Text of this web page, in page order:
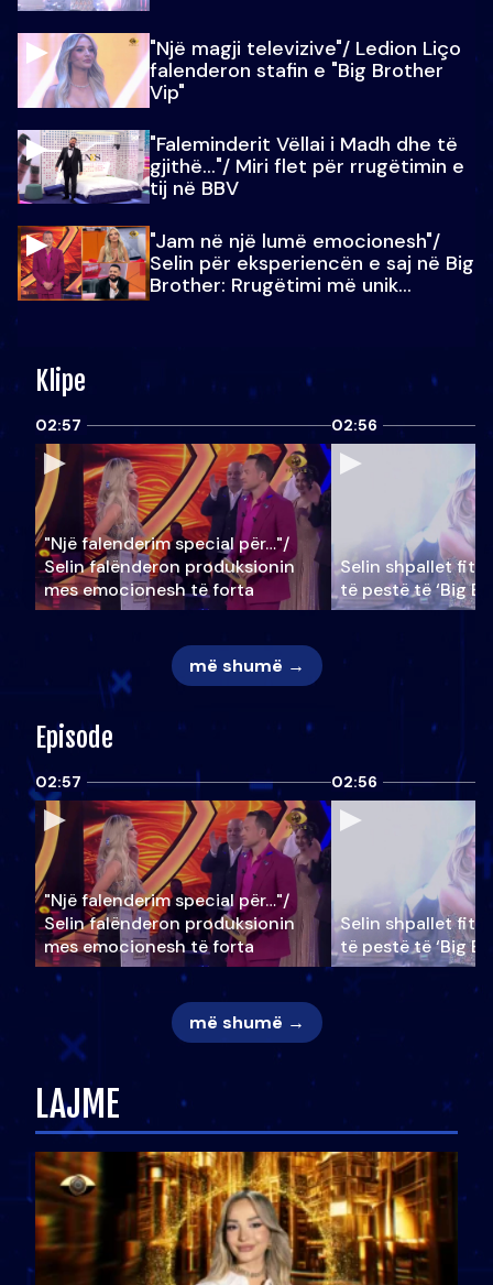
"Një magji televizive"/ Ledion Liço
falenderon stafin e "Big Brother
Vip"
"Faleminderit Vëllai i Madh dhe të
gjithë…"/ Miri flet për rrugëtimin e
tij në BBV
"Jam në një lumë emocionesh"/
Selin për eksperiencën e saj në Big
Brother: Rrugëtimi më unik…
Klipe
02:57
"Një falenderim special për…"/
Selin falënderon produksionin
mes emocionesh të forta
02:56
Selin shpallet
të pestë të ‘Big
më shumë →
Episode
02:57
"Një falenderim special për…"/
Selin falënderon produksionin
mes emocionesh të forta
02:56
Selin shpallet
të pestë të ‘Big
më shumë →
LAJME